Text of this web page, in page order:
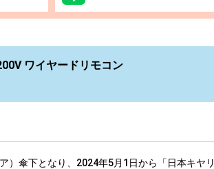
ワイヤードリモコン
）傘下となり、2024年5月1日から「日本キヤリ